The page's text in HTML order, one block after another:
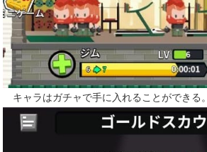
キャラはガチャで手に入れることができる。